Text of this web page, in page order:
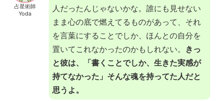
占星術師
Yoda
人だったんじゃないかな。誰にも見せない
まま心の底で燃えてるものがあって、それ
を言葉にすることでしか、ほんとの自分を
置いてこれなかったのかもしれない。
きっ
と彼は、「書くことでしか、生きた実感が
持てなかった」そんな魂を持ってた人だと
思うよ。